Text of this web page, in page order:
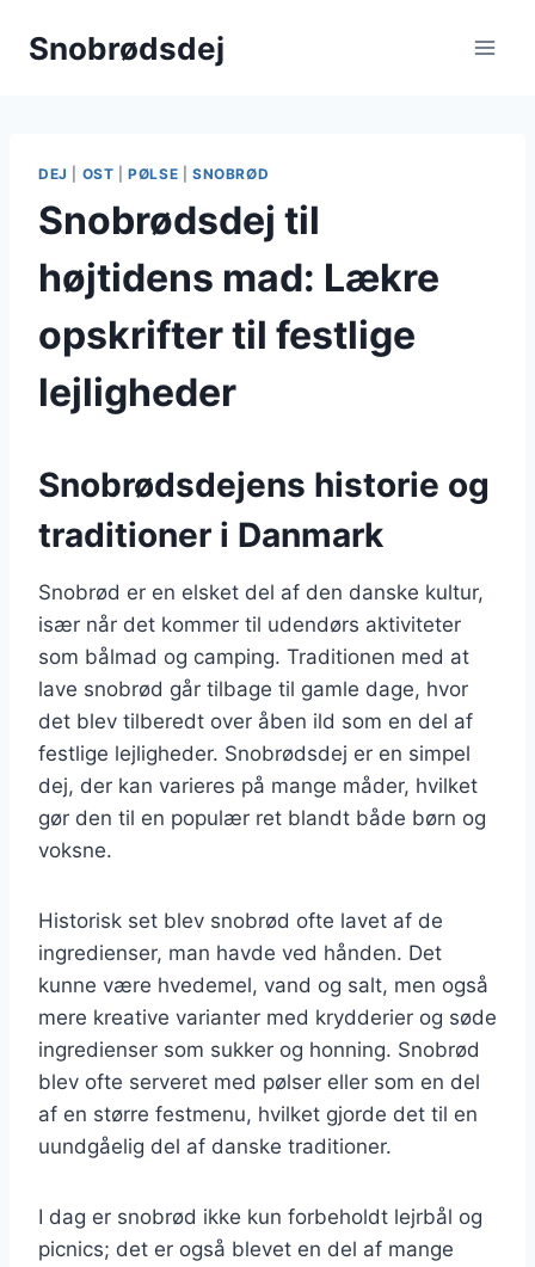
Snobrødsdej
DEJ OST |PØLSE SNOBRØD
Snobrødsdej til
højtidens mad: Lækre
opskrifter til festlige
lejligheder
Snobrødsdejens historie og
traditioner i Danmark
Snobrød er en elsket del af den danske kultur,
især når det kommer til udendørs aktiviteter
som bålmad og camping. Traditionen med at
lave snobrød går tilbage til gamle dage, hvor
det blev tilberedt over åben ild som en del af
festlige lejligheder. Snobrødsdej er en simpel
dej, der kan varieres på mange måder, hvilket
gør den til en populær ret blandt både børn og
voksne.
Historisk set blev snobrød ofte lavet af de
ingredienser, man havde ved hånden. Det
kunne være hvedemel, vand og salt, men også
mere kreative varianter med krydderier og søde
ingredienser som sukker og honning. Snobrød
blev ofte serveret med pølser eller som en del
af en større festmenu, hvilket gjorde det til en
uundgåelig del af danske traditioner.
I dag er snobrød ikke kun forbeholdt lejrbål og
picnics; det er også blevet en del af mange